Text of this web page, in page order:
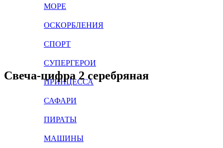
МОРЕ
ОСКОРБЛЕНИЯ
СПОРТ
СУПЕРГЕРОИ
ПРИНЦЕССА
САФАРИ
ПИРАТЫ
МАШИНЫ
Свеча-цифра 2 серебряная